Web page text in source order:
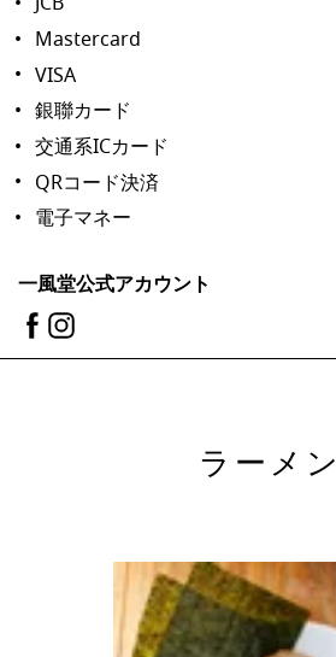
Mastercard
VISA
銀聯カード
交通系ICカード
QRコード決済
電子マネー
一風堂公式アカウント
ラーメン